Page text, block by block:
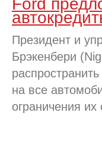
Ford
Президент и
Брэкенбери
на все
ограничения их